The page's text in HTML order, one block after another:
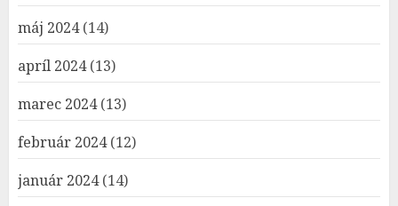
máj 2024(14)
apríl 2024(13)
marec 2024(13)
február 2024(12)
január 2024(14)